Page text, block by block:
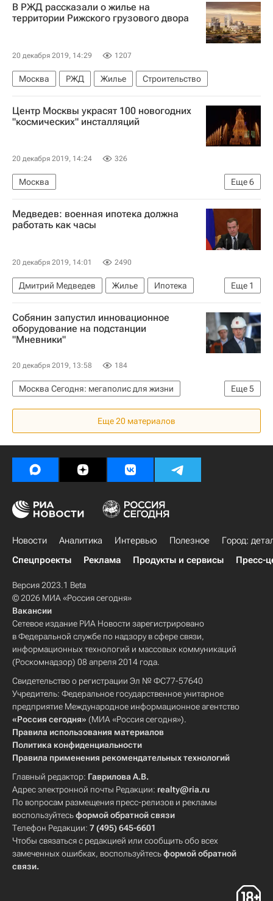
В РЖД рассказали о жилье на
территории Рижского грузового двора
20 декабря 2019, 14:29 1207
Москва РЖД Жилье Строительство
Центр Москвы украсят 100 новогодних
"космических" инсталляций
20 декабря 2019, 14:24 326
Еще6
Москва
Москва Сегодня: мегаполис для жизни
Новый год
Благоустройство
Городское хозяйство Москвы
Комплекс городского хозяйства Москвы
Медведев: военная ипотека должна
работать как часы
20 декабря 2019, 14:01 2490
Еще 1
Дмитрий Медведев Жилье
Ипотека
Военные
Собянин запустил инновационное
оборудование на подстанции
"Мневники"
20 декабря 2019, 13:58 184
Еще5
Москва Сегодня: мегаполис для жизни
Москва
Сергей Собянин
Городское хозяйство Москвы
Комплекс городского хозяйства Москвы
Еще 20 материалов
Новости Аналитика Интервью Полезное
Город:
Спецпроекты
Реклама Продукты и сервисы Пресс-
Версия 2023.1 Beta
© 2026 МИА «Россия сегодня»
Вакансии
Сетевое издание РИА Новости зарегистрировано
в Федеральной службе по надзору в сфере связи,
информационных технологий и массовых коммуникаций
(Роскомнадзор) 08 апреля 2014 года.
Свидетельство о регистрации Эл № ФС77-57640
Учредитель: Федеральное государственное унитарное
предприятие Международное информационное агентство
«Россия сегодня» (МИА «Россия сегодня»).
Правила использования материалов
Политика конфиденциальности
Правила применения рекомендательных технологий
Главный редактор: Гаврилова А.В.
Адрес электронной почты Редакции: realty@ria.ru
По вопросам размещения пресс-релизов и рекламы
воспользуйтесьформой обратной связи
Телефон Редакции: 7 (495) 645-6601
Чтобы связаться с редакцией или сообщить обо всех
замеченных ошибках, воспользуйтесьформой обратной
связи.